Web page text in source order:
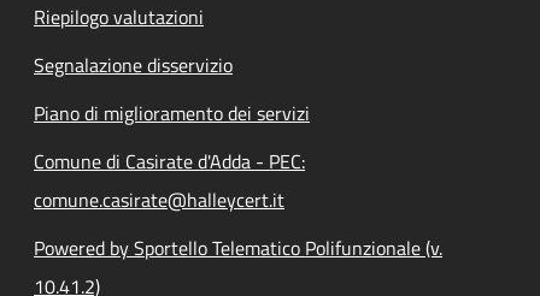
Riepilogo valutazioni
Segnalazione disservizio
Piano di miglioramento dei servizi
Comune di Casirate d'Adda - PEC:
comune.casirate@halleycert.it
Powered by Sportello Telematico Polifunzionale (v.
10.41.2)